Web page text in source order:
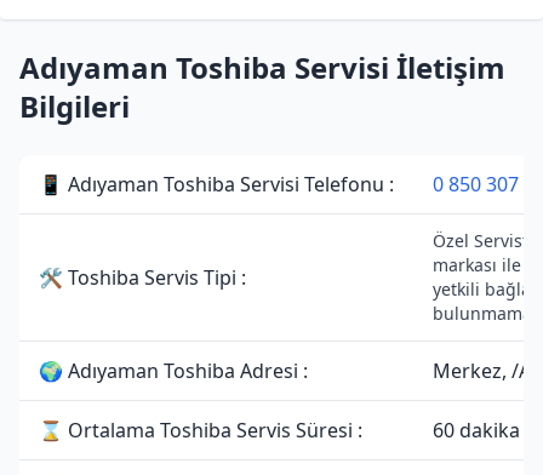
Adıyaman Toshiba Servisi İletişim
Bilgileri
📱 Adıyaman Toshiba Servisi Telefonu : 0 850 307
🛠 Toshiba Servis Tipi :
Özel
markası ile
yetkili
🌍 Adıyaman Toshiba Adresi : Merkez, /
⌛ Ortalama Toshiba Servis Süresi : 60 dakika